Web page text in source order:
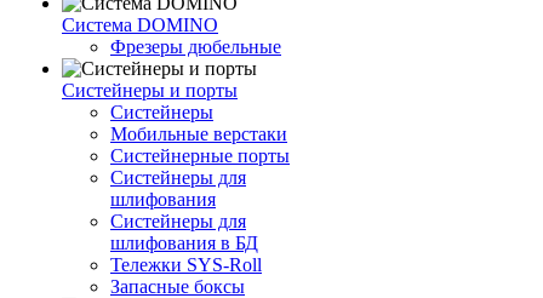
Система DOMINO
Фрезеры дюбельные
Систейнеры и порты
Систейнеры
Мобильные верстаки
Систейнерные порты
Систейнеры для
шлифования
Систейнеры для
шлифования в БД
Тележки SYS-Roll
Запасные боксы